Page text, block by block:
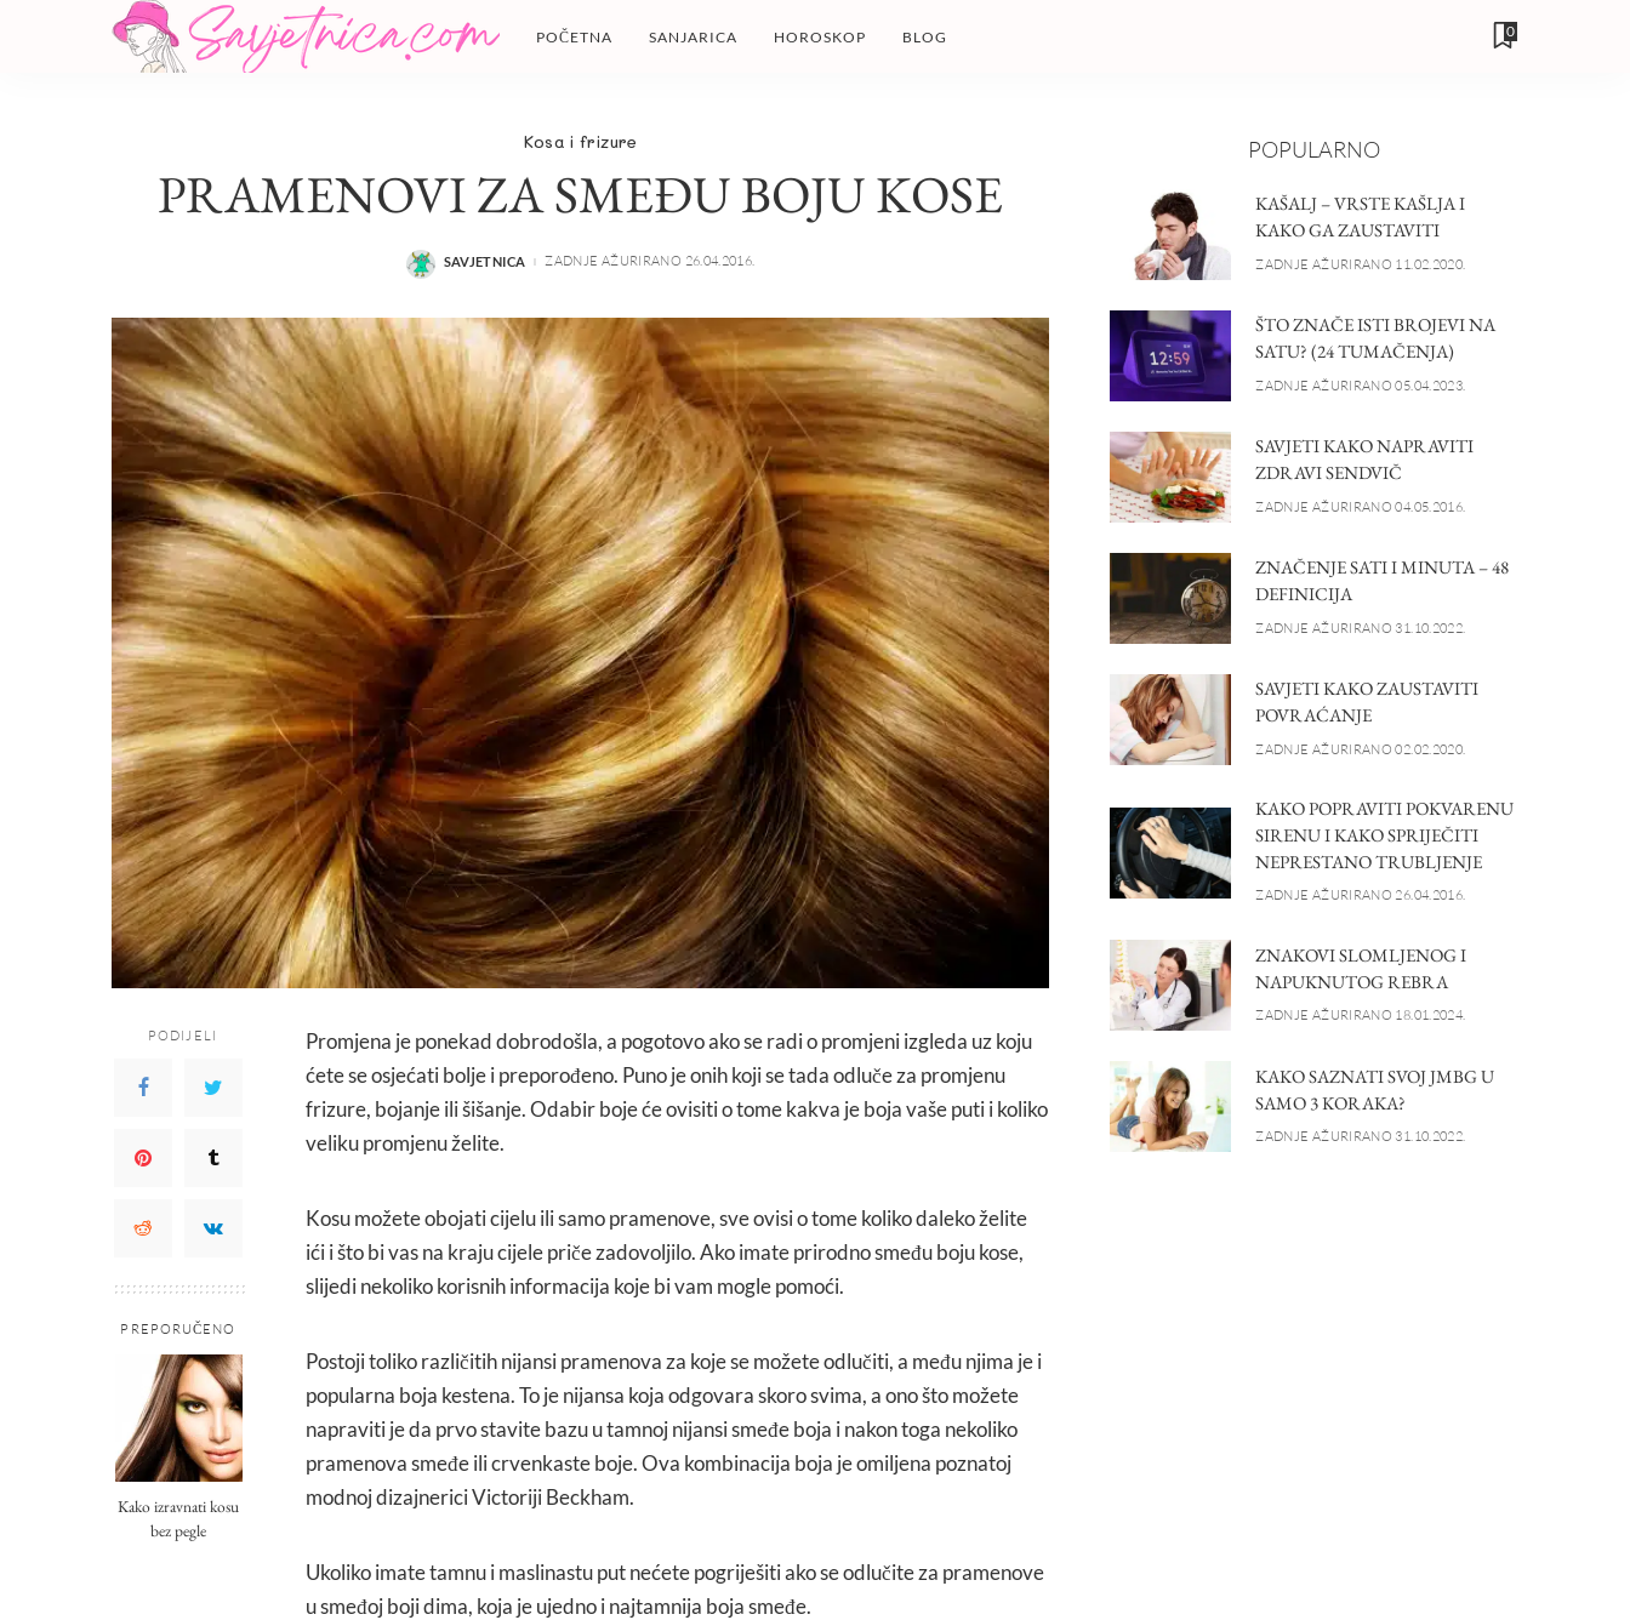
POČETNA SANJARICA HOROSKOP BLOG 0
Kosa i frizure
PRAMENOVI ZA SMEĐU BOJU KOSE
POSTED
SAVJETNICA ZADNJE AŽURIRANO 26.04.2016.
PODIJELI
PREPORUČENO
Kako izravnati kosu
bez pegle
Promjena je ponekad dobrodošla, a pogotovo ako se radi o promjeni izgleda uz koju
ćete se osjećati bolje i preporođeno. Puno je onih koji se tada odluče za promjenu
frizure, bojanje ili šišanje. Odabir boje će ovisiti o tome kakva je boja vaše puti i koliko
veliku promjenu želite.
Kosu možete obojati cijelu ili samo pramenove, sve ovisi o tome koliko daleko želite
ići i što bi vas na kraju cijele priče zadovoljilo. Ako imate prirodno smeđu boju kose,
slijedi nekoliko korisnih informacija koje bi vam mogle pomoći.
Postoji toliko različitih nijansi pramenova za koje se možete odlučiti, a među njima je i
popularna boja kestena. To je nijansa koja odgovara skoro svima, a ono što možete
napraviti je da prvo stavite bazu u tamnoj nijansi smeđe boja i nakon toga nekoliko
pramenova smeđe ili crvenkaste boje. Ova kombinacija boja je omiljena poznatoj
modnoj dizajnerici Victoriji Beckham.
Ukoliko imate tamnu i maslinastu put nećete pogriješiti ako se odlučite za pramenove
u smeđoj boji dima, koja je ujedno i najtamnija boja smeđe.
POPULARNO
KAŠALJ – VRSTE KAŠLJA I
KAKO GA ZAUSTAVITI
ZADNJE AŽURIRANO 11.02.2020.
ŠTO ZNAČE ISTI BROJEVI NA
SATU? (24 TUMAČENJA)
ZADNJE AŽURIRANO 05.04.2023.
SAVJETI KAKO NAPRAVITI
ZDRAVI SENDVIČ
ZADNJE AŽURIRANO 04.05.2016.
ZNAČENJE SATI I MINUTA – 48
DEFINICIJA
ZADNJE AŽURIRANO 31.10.2022.
SAVJETI KAKO ZAUSTAVITI
POVRAĆANJE
ZADNJE AŽURIRANO 02.02.2020.
KAKO POPRAVITI POKVARENU
SIRENU I KAKO SPRIJEČITI
NEPRESTANO TRUBLJENJE
ZADNJE AŽURIRANO 26.04.2016.
ZNAKOVI SLOMLJENOG I
NAPUKNUTOG REBRA
ZADNJE AŽURIRANO 18.01.2024.
KAKO SAZNATI SVOJ JMBG U
SAMO 3 KORAKA?
ZADNJE AŽURIRANO 31.10.2022.